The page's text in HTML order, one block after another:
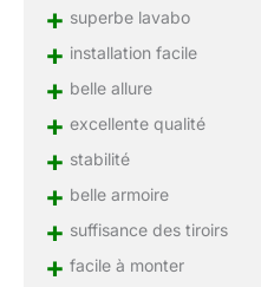
+ superbe lavabo
+ installation facile
+ belle allure
+ excellente qualité
+ stabilité
+ belle armoire
+ suffisance des tiroirs
+ facile à monter